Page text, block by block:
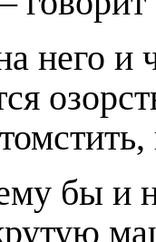
него и
бы и